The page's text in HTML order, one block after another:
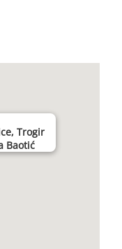
Trogir
Baotić